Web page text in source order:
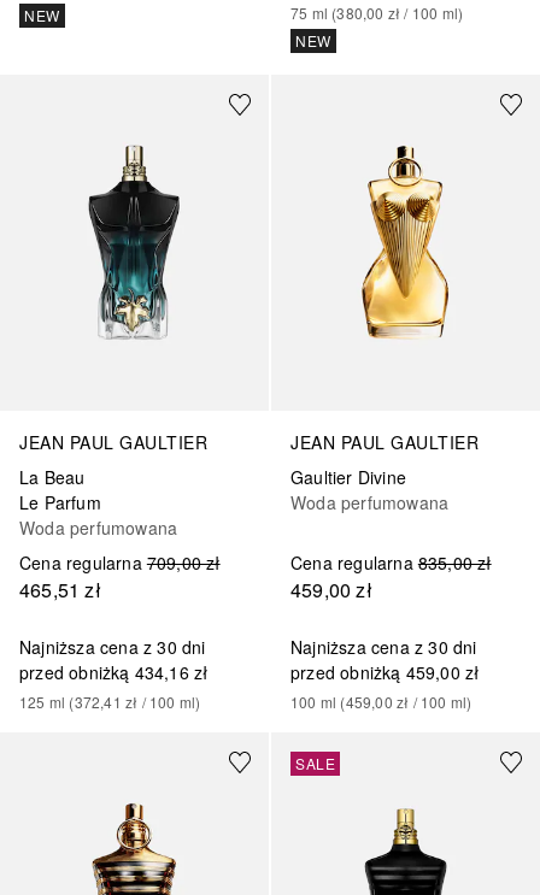
NEW
75 ml (380,00 zł / 100 ml)
NEW
JEAN PAUL GAULTIER
La Beau
Le Parfum
Woda perfumowana
Cena regularna 709,00 zł
465,51 zł
Najniższa cena z 30 dni
przed obniżką 434,16 zł
125 ml (372,41 zł / 100 ml)
JEAN PAUL GAULTIER
Gaultier Divine
Woda perfumowana
Cena regularna 835,00 zł
459,00 zł
Najniższa cena z 30 dni
przed obniżką 459,00 zł
100 ml (459,00 zł / 100 ml)
SALE